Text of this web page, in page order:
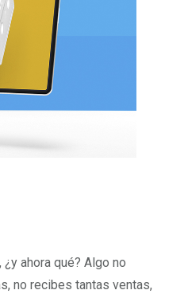
ahora qué? Algo no
no recibes tantas ventas,